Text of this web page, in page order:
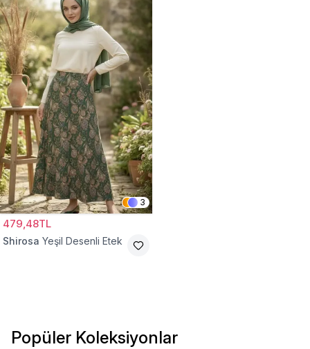
3
479,48TL
Shirosa Yeşil Desenli Etek
Popüler Koleksiyonlar